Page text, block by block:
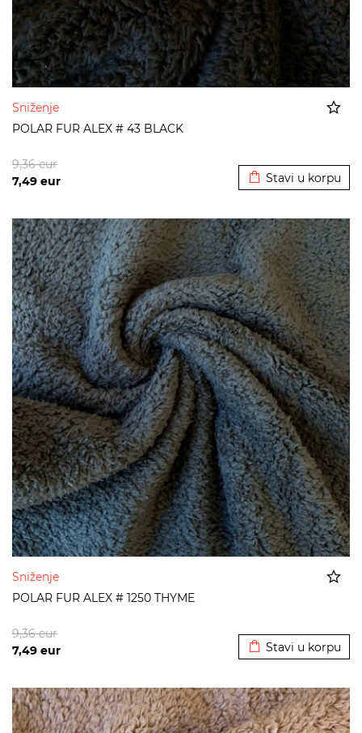
Sniženje
POLAR FUR ALEX # 43 BLACK
7,49 eur
9,36eur
Stavi u korpu
Sniženje
POLAR FUR ALEX # 1250 THYME
7,49 eur
9,36eur
Stavi u korpu